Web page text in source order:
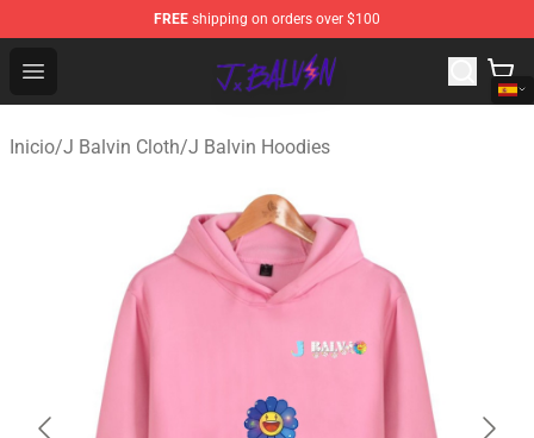
FREE shipping on orders over $100
Open menu
J Balvin Store - Official J Balvin Merchandise Shop
Inicio/J Balvin Cloth/J Balvin Hoodies